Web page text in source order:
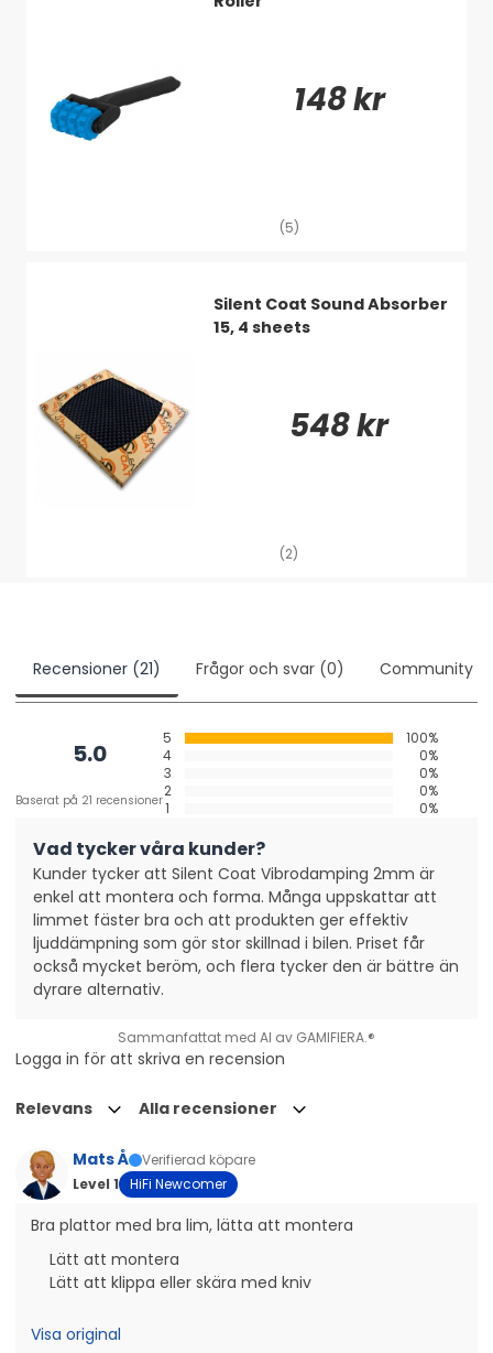
148 kr
(5)
Silent Coat Sound Absorber
15, 4 sheets
548 kr
(2)
Recensioner (21) Frågor och svar (0) Community
5.0
Baserat på 21 recensioner
5
100%
4
0%
3
0%
2
0%
1
0%
Vad tycker våra kunder?
Kunder tycker att Silent Coat Vibrodamping 2mm är
enkel att montera och forma. Många uppskattar att
limmet fäster bra och att produkten ger effektiv
ljuddämpning som gör stor skillnad i bilen. Priset får
också mycket beröm, och flera tycker den är bättre än
dyrare alternativ.
Sammanfattat med AI av GAMIFIERA.®
Logga in för att skriva en recension
Relevans Alla recensioner
Mats Å
Verifierad köpare
Level 1
HiFi Newcomer
Bra plattor med bra lim, lätta att montera
Lätt att montera
Lätt att klippa eller skära med kniv
Visa original